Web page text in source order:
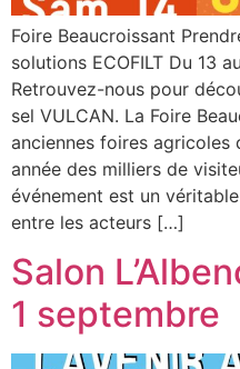
Foire Beaucroissant
solutions ECOFILT Du 13
Retrouvez-nous pour
sel VULCAN. La Foire
anciennes foires agricoles
année des milliers de
événement est un
entre les acteurs […]
Salon
1 septembre